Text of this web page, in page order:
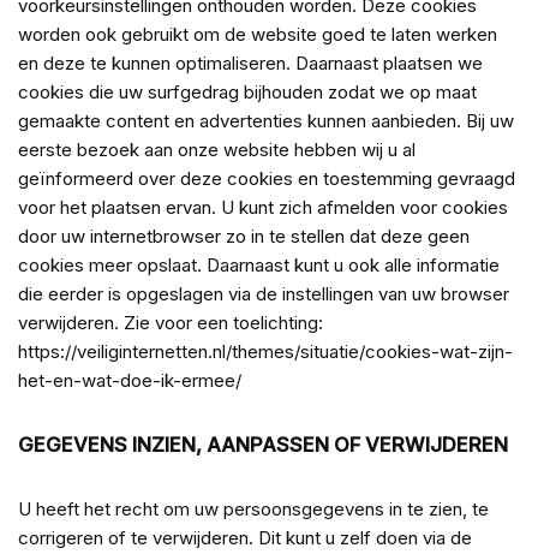
voorkeursinstellingen onthouden worden. Deze cookies
worden ook gebruikt om de website goed te laten werken
en deze te kunnen optimaliseren. Daarnaast plaatsen we
cookies die uw surfgedrag bijhouden zodat we op maat
gemaakte content en advertenties kunnen aanbieden. Bij uw
eerste bezoek aan onze website hebben wij u al
geïnformeerd over deze cookies en toestemming gevraagd
voor het plaatsen ervan. U kunt zich afmelden voor cookies
door uw internetbrowser zo in te stellen dat deze geen
cookies meer opslaat. Daarnaast kunt u ook alle informatie
die eerder is opgeslagen via de instellingen van uw browser
verwijderen. Zie voor een toelichting:
https://veiliginternetten.nl/themes/situatie/cookies-wat-zijn-
het-en-wat-doe-ik-ermee/
GEGEVENS INZIEN, AANPASSEN OF VERWIJDEREN
U heeft het recht om uw persoonsgegevens in te zien, te
corrigeren of te verwijderen. Dit kunt u zelf doen via de